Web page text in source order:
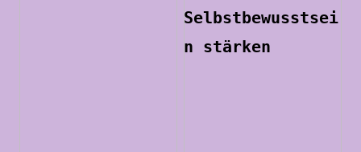
Selbstbewusstsei
n stärken